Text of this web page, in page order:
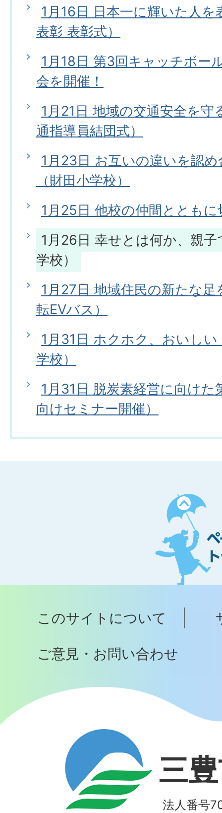
1月16日 日本一に輝いた人を
表彰 表彰式）
1月18日 第3回キャッチボー
会を開催！
1月21日 地域の交通安全を守
通指導員結団式）
1月23日 お互いの違いを認
（財田小学校）
1月25日 他校の仲間とともに
1月26日 幸せとは何か、親
学校）
1月27日 地域住民の新たな
転EVバス）
1月31日 ホクホク、おいし
学校）
1月31日 脱炭素経営に向けた
向けセミナー開催）
ペ
ー
ジ
ッ
へ
このサイトについて
ご意見・お問い合わせ
三
法人番号